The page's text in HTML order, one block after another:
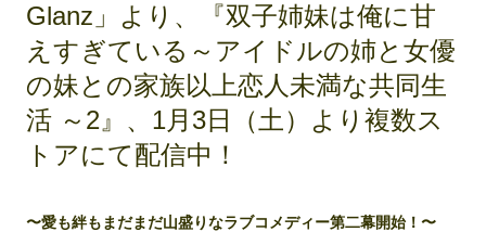
Glanz」より、『双子姉妹は俺に甘
えすぎている～アイドルの姉と女優
の妹との家族以上恋人未満な共同生
活 ～2』、1月3日（土）より複数ス
トアにて配信中！
〜愛も絆もまだまだ山盛りなラブコメディー第二幕開始！〜